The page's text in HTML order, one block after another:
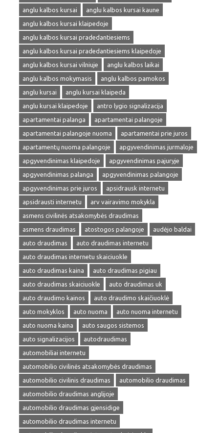
anglu kalbos kursai
anglu kalbos kursai kaune
anglu kalbos kursai klaipedoje
anglu kalbos kursai pradedantiesiems
anglu kalbos kursai pradedantiesiems klaipedoje
anglu kalbos kursai vilniuje
anglu kalbos laikai
anglu kalbos mokymasis
anglu kalbos pamokos
anglu kursai
anglu kursai klaipeda
anglu kursai klaipedoje
antro lygio signalizacija
apartamentai palanga
apartamentai palangoje
apartamentai palangoje nuoma
apartamentai prie juros
apartamentų nuoma palangoje
apgyvendinimas jurmaloje
apgyvendinimas klaipedoje
apgyvendinimas pajuryje
apgyvendinimas palanga
apgyvendinimas palangoje
apgyvendinimas prie juros
apsidrausk internetu
apsidrausti internetu
arv vairavimo mokykla
asmens civilinės atsakomybės draudimas
asmens draudimas
atostogos palangoje
audėjo baldai
auto draudimas
auto draudimas internetu
auto draudimas internetu skaiciuokle
auto draudimas kaina
auto draudimas pigiau
auto draudimas skaiciuokle
auto draudimas uk
auto draudimo kainos
auto draudimo skaičiuoklė
auto mokyklos
auto nuoma
auto nuoma internetu
auto nuoma kaina
auto saugos sistemos
auto signalizacijos
autodraudimas
automobiliai internetu
automobilio civilinės atsakomybės draudimas
automobilio civilinis draudimas
automobilio draudimas
automobilio draudimas anglijoje
automobilio draudimas gjensidige
automobilio draudimas internetu